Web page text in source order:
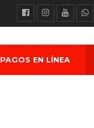
PAGOS EN LÍNEA